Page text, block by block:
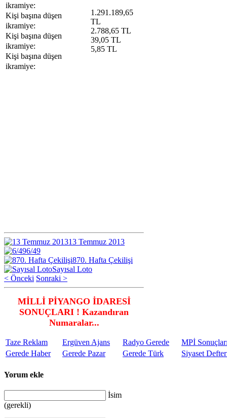
ikramiye:
Kişi başına düşen
ikramiye:
Kişi başına düşen
ikramiye:
Kişi başına düşen
ikramiye:
1.291.189,65
TL
2.788,65 TL
39,05 TL
5,85 TL
13 Temmuz 2013
6/49
870. Hafta Çekilişi
Sayısal Loto
< Önceki Sonraki >
MİLLİ PİYANGO İDARESİ
SONUÇLARI ! Kazandıran
Numaralar...
Taze Reklam Ergüven Ajans Radyo Gerede
MPİ
Gerede Haber
Gerede Pazar Gerede Türk Siyaset
Yorum ekle
İsim
(gerekli)